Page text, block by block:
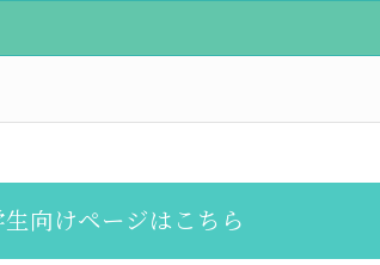
向けページはこちら